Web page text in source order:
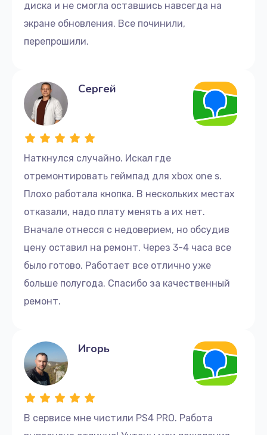
диска и не смогла оставшись навсегда на
экране обновления. Все починили,
перепрошили.
Наткнулся случайно. Искал где
отремонтировать геймпад для xbox one s.
Плохо работала кнопка. В нескольких местах
отказали, надо плату менять а их нет.
Вначале отнесся с недоверием, но обсудив
цену оставил на ремонт. Через 3-4 часа все
было готово. Работает все отлично уже
больше полугода. Спасибо за качественный
ремонт.
Сергей
В сервисе мне чистили PS4 PRO. Работа
Игорь